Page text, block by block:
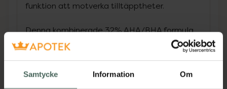
Samtycke Information Om
funktion att motverka tilltäpptheter.
Denna kombinerade 32% AHA/BHA formula
ger huden en djupare exfoliering och verkar
därmed mot orenheter och för ökad lyster, Vid
hudstruktur och minskar utseendet på fina